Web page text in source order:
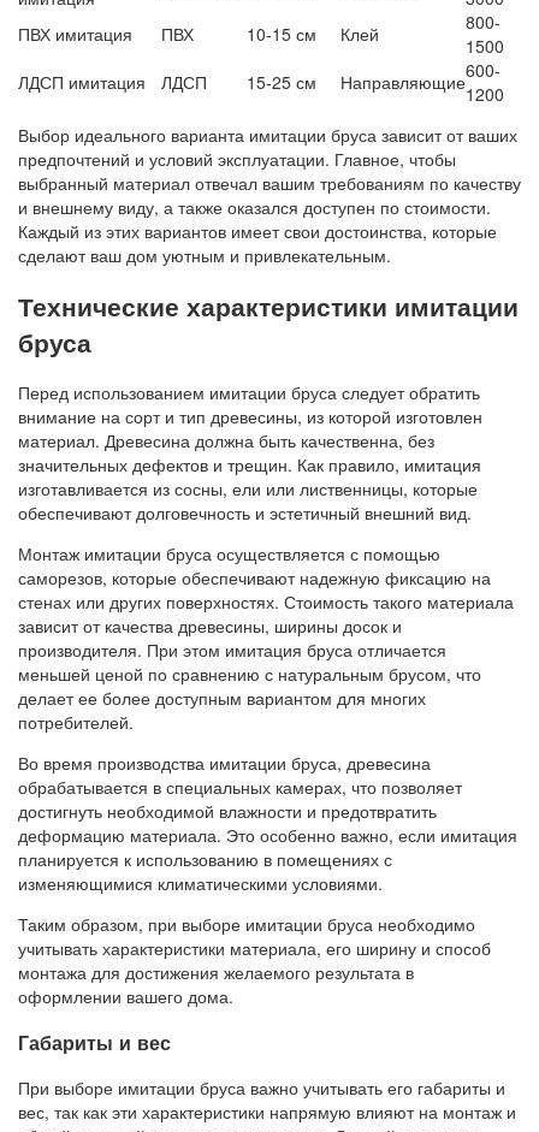
ПВХ имитация
ПВХ 10-15 см Клей
800-
1500
ЛДСП имитация
ЛДСП 15-25 см Направляющие600-
1200
Выбор идеального варианта имитации бруса зависит от ваших
предпочтений и условий эксплуатации. Главное, чтобы
выбранный материал отвечал вашим требованиям по качеству
и внешнему виду, а также оказался доступен по стоимости.
Каждый из этих вариантов имеет свои достоинства, которые
сделают ваш дом уютным и привлекательным.
Технические характеристики имитации
бруса
Перед использованием имитации бруса следует обратить
внимание на сорт и тип древесины, из которой изготовлен
материал. Древесина должна быть качественна, без
значительных дефектов и трещин. Как правило, имитация
изготавливается из сосны, ели или лиственницы, которые
обеспечивают долговечность и эстетичный внешний вид.
Монтаж имитации бруса осуществляется с помощью
саморезов, которые обеспечивают надежную фиксацию на
стенах или других поверхностях. Стоимость такого материала
зависит от качества древесины, ширины досок и
производителя. При этом имитация бруса отличается
меньшей ценой по сравнению с натуральным брусом, что
делает ее более доступным вариантом для многих
потребителей.
Во время производства имитации бруса, древесина
обрабатывается в специальных камерах, что позволяет
достигнуть необходимой влажности и предотвратить
деформацию материала. Это особенно важно, если имитация
планируется к использованию в помещениях с
изменяющимися климатическими условиями.
Таким образом, при выборе имитации бруса необходимо
учитывать характеристики материала, его ширину и способ
монтажа для достижения желаемого результата в
оформлении вашего дома.
Габариты и вес
При выборе имитации бруса важно учитывать его габариты и
вес, так как эти характеристики напрямую влияют на монтаж и